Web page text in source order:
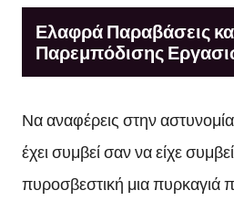
Ελαφρά Παραβάσεις
Παρεμπόδισης
Να αναφέρεις στην
έχει συμβεί σαν να είχε
πυροσβεστική μια πυρκαγιά